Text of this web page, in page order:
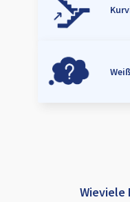
Wieviele